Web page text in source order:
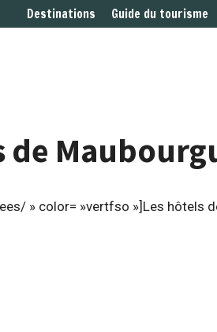
Destinations Guide du tourisme
de
» color= »vertfso »]Les hôtels